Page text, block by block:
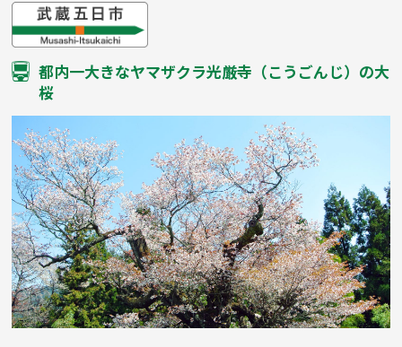
都内一大きなヤマザクラ光厳寺（こうごんじ）の大
桜